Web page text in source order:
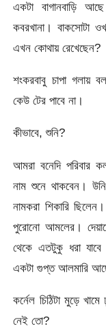
একটা বাগানবাড়ি
কবরখানা। বাকসোটা
এখন কোথায় রেখেছেন?
শংকরবাবু চাপা গলায়
কেউ টের পাবে না।
কীভাবে, শুনি?
আমরা বনেদি পরিবার
নাম শুনে থাকবেন। উনি
নামকরা শিকারি
পুরোনো আমলের।
থেকে এতটুকু ধরা
একটা গুপ্ত আলমারি
কর্নেল চিঠিটা মুড়ে
নেই তো?